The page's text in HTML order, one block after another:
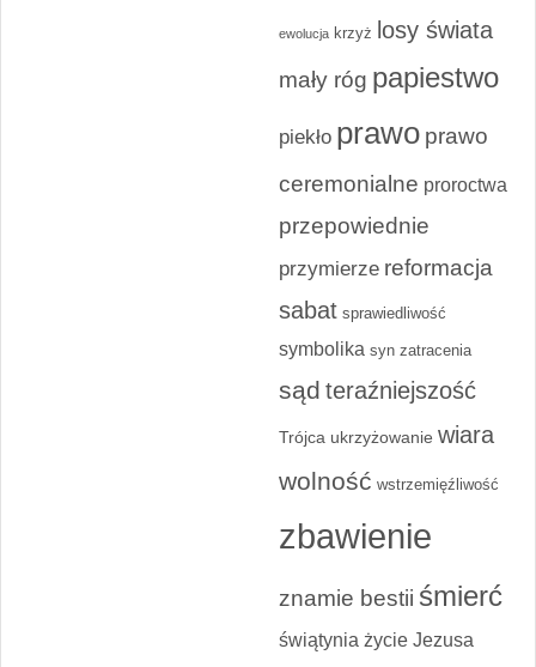
ewolucja krzyż losy świata
mały róg papiestwo
piekło prawo prawo
ceremonialne proroctwa
przepowiednie
przymierze reformacja
sabat sprawiedliwość
symbolika syn zatracenia
sąd teraźniejszość
Trójca ukrzyżowanie wiara
wolność wstrzemięźliwość
zbawienie
znamie bestii śmierć
świątynia życie Jezusa